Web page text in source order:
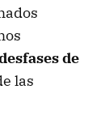
de
las